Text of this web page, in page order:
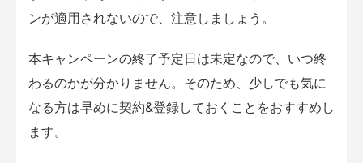
ンが適用されないので、注意しましょう。
本キャンペーンの終了予定日は未定なので、いつ終
わるのかが分かりません。そのため、少しでも気に
なる方は早めに契約&登録しておくことをおすすめし
ます。